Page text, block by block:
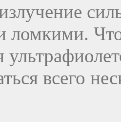
ломкими.
всего